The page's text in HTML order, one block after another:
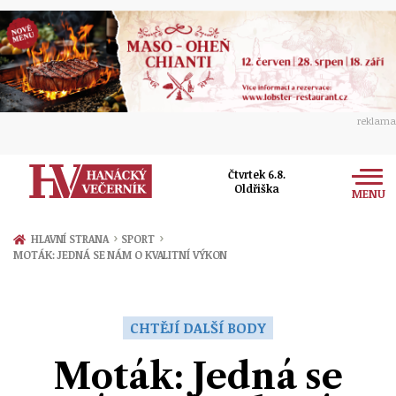
reklama
Čtvrtek 6.8.
Oldřiška
MENU
Zprávy
Přerov
Ekonomika
Ženy
Sport
HLAVNÍ STRANA › SPORT ›
MOTÁK: JEDNÁ SE NÁM O KVALITNÍ VÝKON
CHTĚJÍ DALŠÍ BODY
Moták: Jedná se